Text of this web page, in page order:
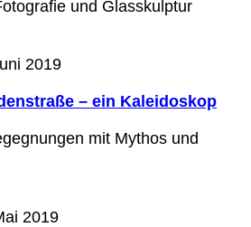
und Glasskulptur
2019
– ein Kaleidoskop
mit Mythos und
2019